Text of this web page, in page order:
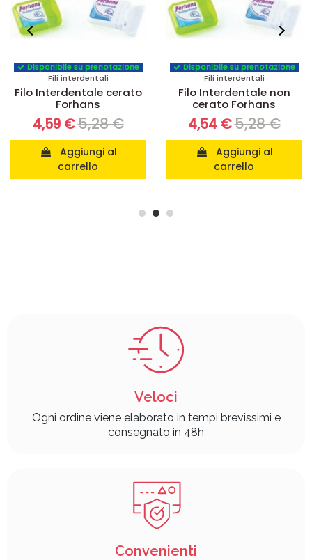
Disponibile su prenotazione
Fili interdentali
Filo Interdentale cerato
Forhans
4,59 €5,28 €
carrello
Disponibile su prenotazione
Fili interdentali
Filo Interdentale non
cerato Forhans
4,54 €5,28 €
carrello
Veloci
Ogni ordine viene elaborato in tempi brevissimi e
consegnato in 48h
Convenienti